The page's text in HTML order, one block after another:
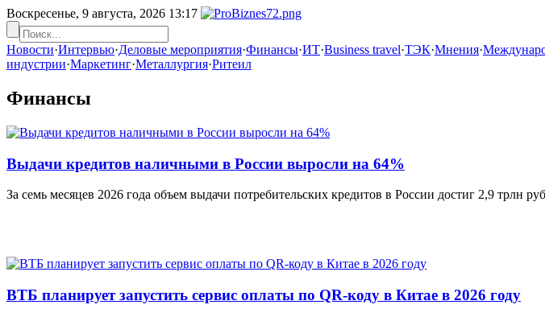
Воскресенье, 9 августа, 2026 13:17
Новости·Интервью·Деловые мероприятия·Финансы·ИТ·Business travel·ТЭК·Мнения·
индустрии·Маркетинг·Металлургия·Ритеил
Финансы
Выдачи кредитов наличными в России выросли на 64%
За семь месяцев 2026 года объем выдачи потребительских кредитов в России достиг 2,9 трлн
ВТБ планирует запустить сервис оплаты по QR-коду в Китае в 2026 году